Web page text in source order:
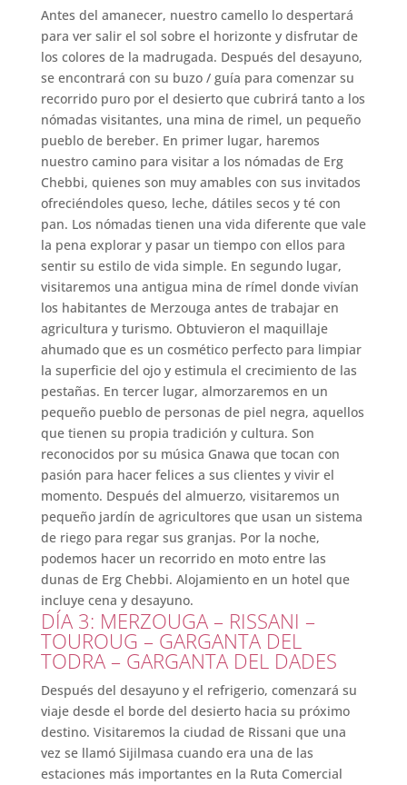
Antes del amanecer, nuestro camello lo despertará
para ver salir el sol sobre el horizonte y disfrutar de
los colores de la madrugada. Después del desayuno,
se encontrará con su buzo / guía para comenzar su
recorrido puro por el desierto que cubrirá tanto a los
nómadas visitantes, una mina de rimel, un pequeño
pueblo de bereber. En primer lugar, haremos
nuestro camino para visitar a los nómadas de Erg
Chebbi, quienes son muy amables con sus invitados
ofreciéndoles queso, leche, dátiles secos y té con
pan. Los nómadas tienen una vida diferente que vale
la pena explorar y pasar un tiempo con ellos para
sentir su estilo de vida simple. En segundo lugar,
visitaremos una antigua mina de rímel donde vivían
los habitantes de Merzouga antes de trabajar en
agricultura y turismo. Obtuvieron el maquillaje
ahumado que es un cosmético perfecto para limpiar
la superficie del ojo y estimula el crecimiento de las
pestañas. En tercer lugar, almorzaremos en un
pequeño pueblo de personas de piel negra, aquellos
que tienen su propia tradición y cultura. Son
reconocidos por su música Gnawa que tocan con
pasión para hacer felices a sus clientes y vivir el
momento. Después del almuerzo, visitaremos un
pequeño jardín de agricultores que usan un sistema
de riego para regar sus granjas. Por la noche,
podemos hacer un recorrido en moto entre las
dunas de Erg Chebbi. Alojamiento en un hotel que
incluye cena y desayuno.
DÍA 3: MERZOUGA – RISSANI –
TOUROUG – GARGANTA DEL
TODRA – GARGANTA DEL DADES
Después del desayuno y el refrigerio, comenzará su
viaje desde el borde del desierto hacia su próximo
destino. Visitaremos la ciudad de Rissani que una
vez se llamó Sijilmasa cuando era una de las
estaciones más importantes en la Ruta Comercial